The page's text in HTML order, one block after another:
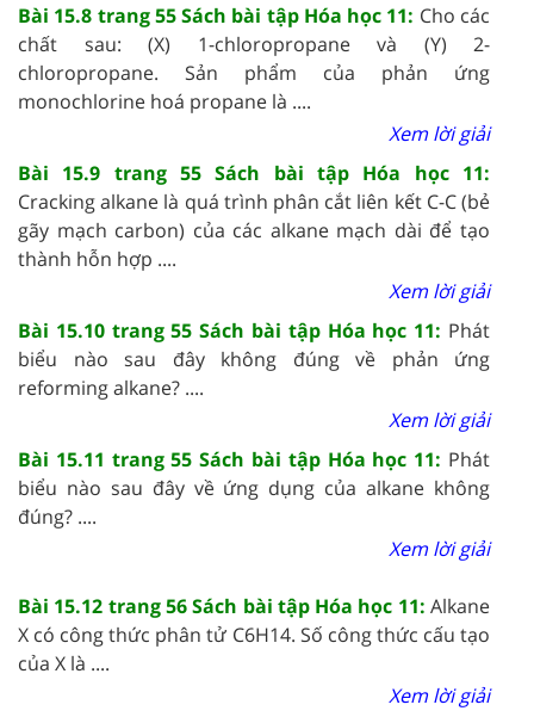
Bài 15.8 trang 55 Sách bài tập Hóa học 11: Cho các
chất sau: (X) 1-chloropropane và (Y) 2-
chloropropane. Sản phẩm của phản ứng
monochlorine hoá propane là ....
Xem lời giải
Bài 15.9 trang 55 Sách bài tập Hóa học 11:
Cracking alkane là quá trình phân cắt liên kết C-C (bẻ
gãy mạch carbon) của các alkane mạch dài để tạo
thành hỗn hợp ....
Xem lời giải
Bài 15.10 trang 55 Sách bài tập Hóa học 11: Phát
biểu nào sau đây không đúng về phản ứng
reforming alkane? ....
Xem lời giải
Bài 15.11 trang 55 Sách bài tập Hóa học 11: Phát
biểu nào sau đây về ứng dụng của alkane không
đúng? ....
Xem lời giải
Bài 15.12 trang 56 Sách bài tập Hóa học 11: Alkane
X có công thức phân tử C6H14. Số công thức cấu tạo
của X là ....
Xem lời giải